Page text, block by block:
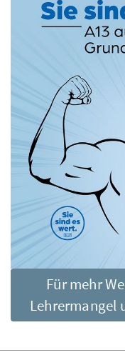
Für mehr
Lehrermangel